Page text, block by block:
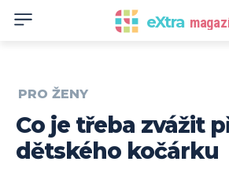
eXtra
PRO ŽENY
Co je třeba zvážit
dětského kočárku